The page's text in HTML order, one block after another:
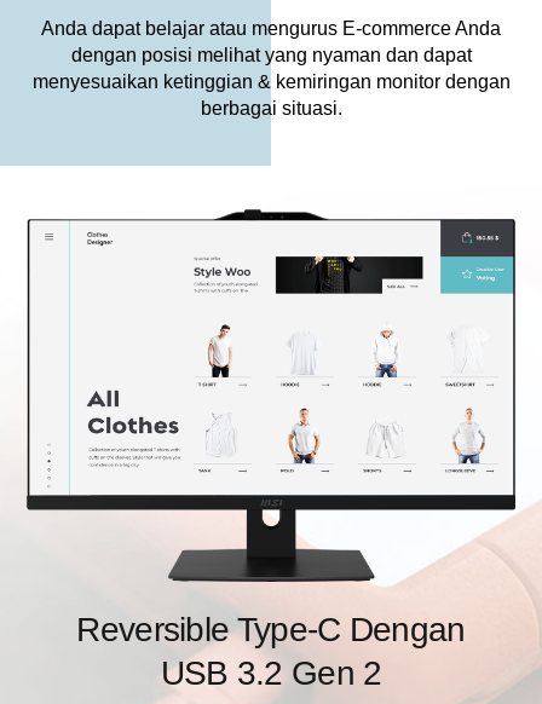
Anda dapat belajar atau mengurus E-commerce Anda
dengan posisi melihat yang nyaman dan dapat
menyesuaikan ketinggian & kemiringan monitor dengan
berbagai situasi.
Reversible Type-C Dengan
USB 3.2 Gen 2